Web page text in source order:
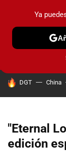
PRUEBAS
HOY SE HABLA
DGT China
"Eternal
edición
Ya